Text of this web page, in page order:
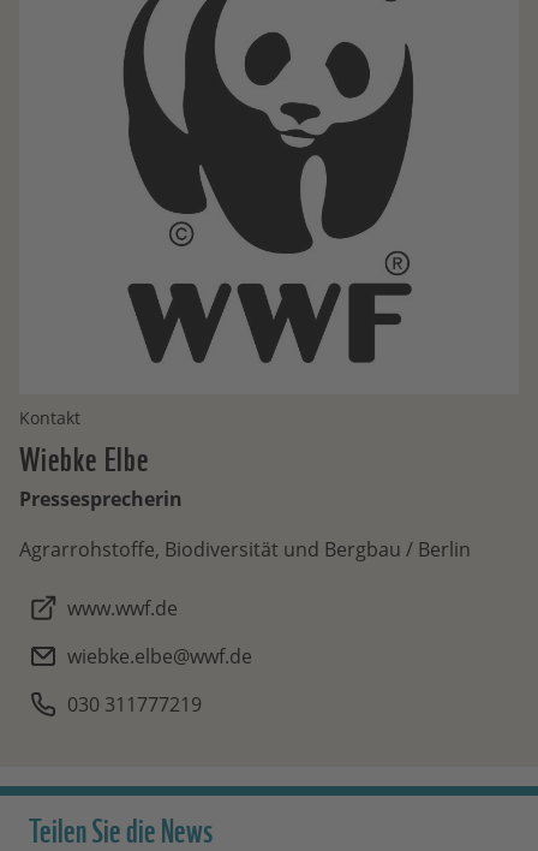
Kontakt
WiebkeElbe
Pressesprecherin
Agrarrohstoffe, Biodiversität und Bergbau / Berlin
www.wwf.de
wiebke.elbe@wwf.de
030 311777219
Teilen Sie die News